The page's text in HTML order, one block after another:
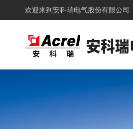
欢迎来到 安科瑞电气股份有限公司